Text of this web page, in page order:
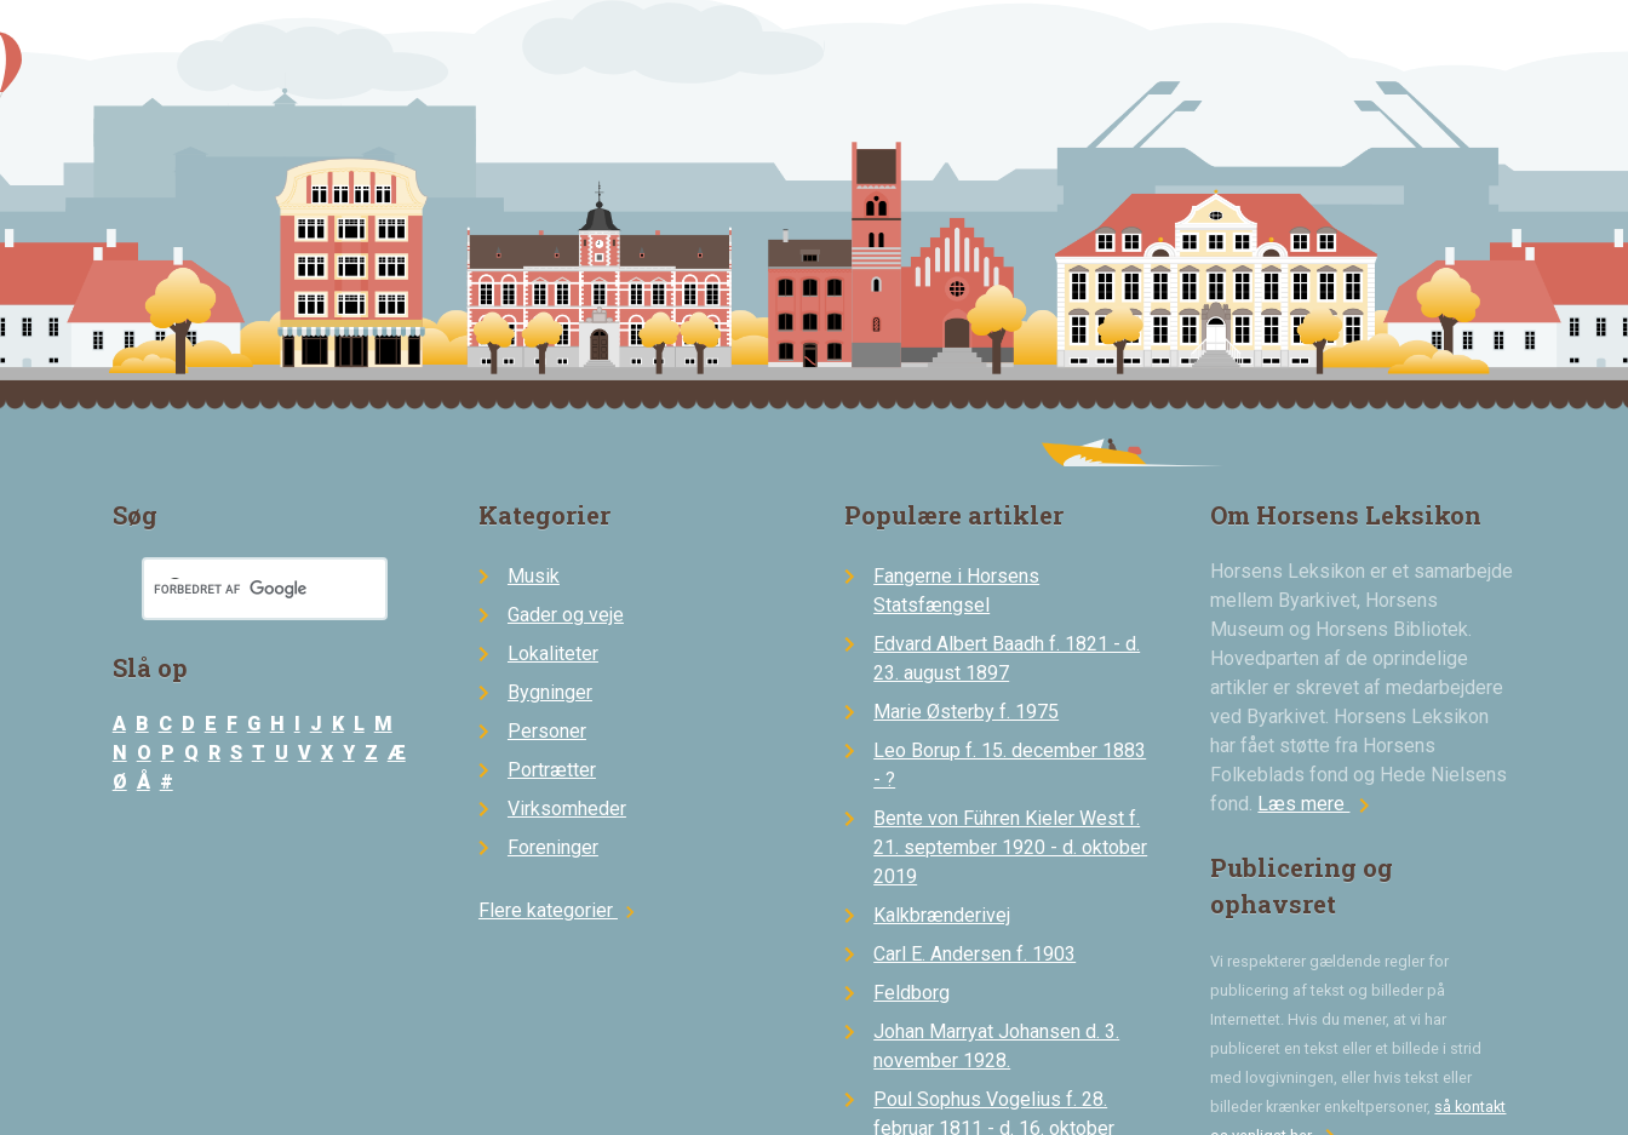
Søg
Slå op
A B C D E F G H I J K L M
N O P Q R S T U V X Y Z Æ
Ø Å #
Kategorier
Musik
Gader og veje
Lokaliteter
Bygninger
Personer
Portrætter
Virksomheder
Foreninger
Flere kategorier chevron_right
Populære artikler
Fangerne i Horsens
Statsfængsel
Edvard Albert Baadh f. 1821 - d.
23. august 1897
Marie Østerby f. 1975
Leo Borup f. 15. december 1883
- ?
Bente von Führen Kieler West f.
21. september 1920 - d. oktober
2019
Kalkbrænderivej
Carl E. Andersen f. 1903
Feldborg
Johan Marryat Johansen d. 3.
november 1928.
Poul Sophus Vogelius f. 28.
februar 1811 - d. 16. oktober
Om Horsens Leksikon
Horsens Leksikon er et samarbejde
mellem Byarkivet, Horsens
Museum og Horsens Bibliotek.
Hovedparten af de oprindelige
artikler er skrevet af medarbejdere
ved Byarkivet. Horsens Leksikon
har fået støtte fra Horsens
Folkeblads fond og Hede Nielsens
fond. Læs mere chevron_right
Publicering og
ophavsret
Vi respekterer gældende regler for
publicering af tekst og billeder på
Internettet. Hvis du mener, at vi har
publiceret en tekst eller et billede i strid
med lovgivningen, eller hvis tekst eller
billeder krænker enkeltpersoner, så kontakt